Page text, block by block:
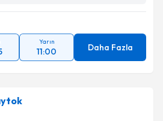
Yarın
11:00 Daha Fazla